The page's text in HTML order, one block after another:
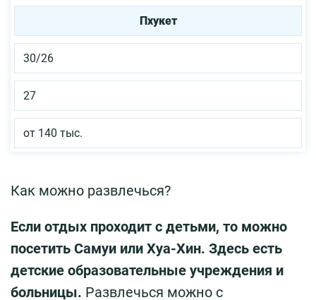
Пхукет
30/26
27
от 140 тыс.
Как можно развлечься?
Если отдых проходит с детьми, то можно
посетить Самуи или Хуа-Хин. Здесь есть
детские образовательные учреждения и
больницы. Развлечься можно с